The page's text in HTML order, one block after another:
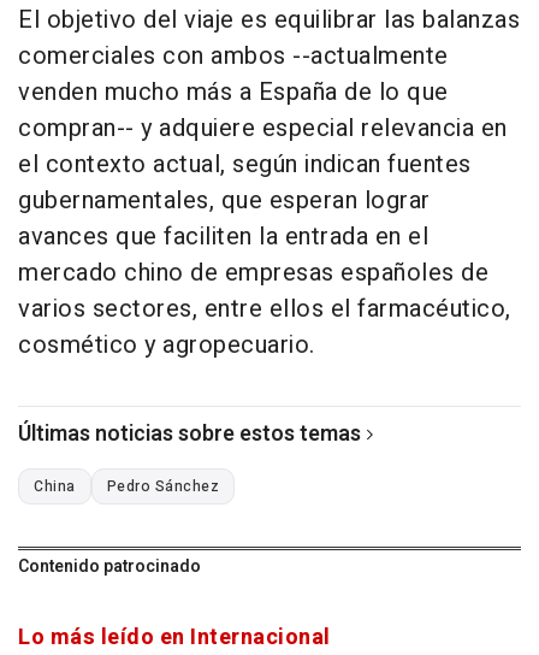
El objetivo del viaje es equilibrar las balanzas
comerciales con ambos --actualmente
venden mucho más a España de lo que
compran-- y adquiere especial relevancia en
el contexto actual, según indican fuentes
gubernamentales, que esperan lograr
avances que faciliten la entrada en el
mercado chino de empresas españoles de
varios sectores, entre ellos el farmacéutico,
cosmético y agropecuario.
Últimas noticias sobre estos temas
China Pedro Sánchez
Contenido patrocinado
Lo más leído en Internacional